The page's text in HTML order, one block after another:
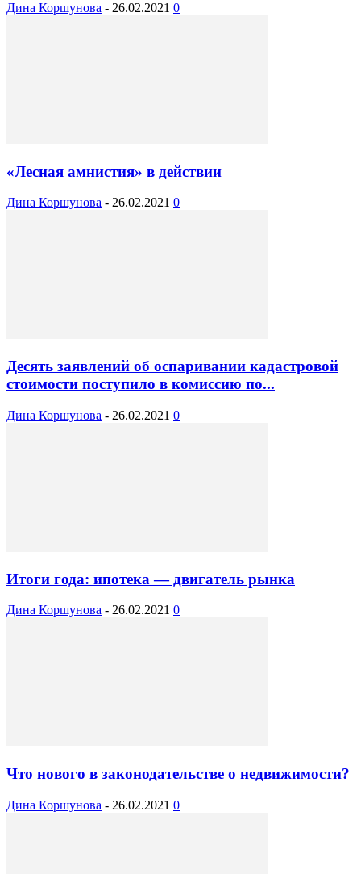
Дина Коршунова - 26.02.2021 0
«Лесная амнистия» в действии
Дина Коршунова - 26.02.2021 0
Десять заявлений об оспаривании кадастровой
стоимости поступило в комиссию по...
Дина Коршунова - 26.02.2021 0
Итоги года: ипотека — двигатель рынка
Дина Коршунова - 26.02.2021 0
Что нового в законодательстве о недвижимости?
Дина Коршунова - 26.02.2021 0